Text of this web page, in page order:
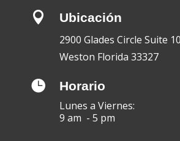
 Ubicación
2900 Glades Circle Suite
Weston Florida 33327
 Horario
Lunes a Viernes:
9 am - 5 pm